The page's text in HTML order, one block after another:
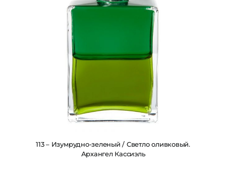
113 – Изумрудно-зеленый / Светло оливковый.
Архангел Кассиэль